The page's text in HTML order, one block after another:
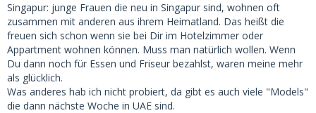
Singapur: junge Frauen die neu in Singapur sind, wohnen oft
zusammen mit anderen aus ihrem Heimatland. Das heißt die
freuen sich schon wenn sie bei Dir im Hotelzimmer oder
Appartment wohnen können. Muss man natürlich wollen. Wenn
Du dann noch für Essen und Friseur bezahlst, waren meine mehr
als glücklich.
Was anderes hab ich nicht probiert, da gibt es auch viele "Models"
die dann nächste Woche in UAE sind.